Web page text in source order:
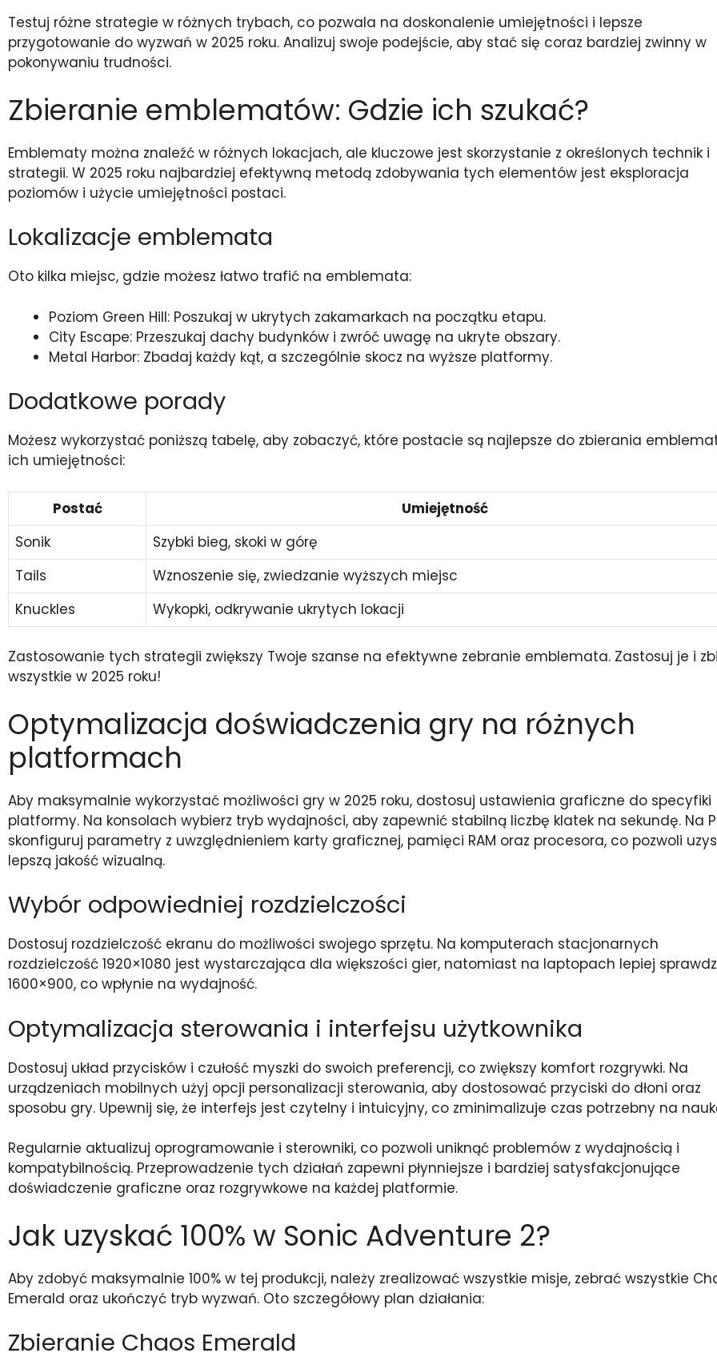
Testuj różne strategie w różnych trybach, co pozwala na doskonalenie umiejętności i lepsze
przygotowanie do wyzwań w 2025 roku. Analizuj swoje podejście, aby stać się coraz bardziej zwinny w
pokonywaniu trudności.
Zbieranie emblematów: Gdzie ich szukać?
Emblematy można znaleźć w różnych lokacjach, ale kluczowe jest skorzystanie z określonych technik i
strategii. W 2025 roku najbardziej efektywną metodą zdobywania tych elementów jest eksploracja
poziomów i użycie umiejętności postaci.
Lokalizacje emblemata
Oto kilka miejsc, gdzie możesz łatwo trafić na emblemata:
Poziom Green Hill: Poszukaj w ukrytych zakamarkach na początku etapu.
City Escape: Przeszukaj dachy budynków i zwróć uwagę na ukryte obszary.
Metal Harbor: Zbadaj każdy kąt, a szczególnie skocz na wyższe platformy.
Dodatkowe porady
Możesz wykorzystać poniższą tabelę, aby zobaczyć, które postacie są najlepsze do zbierania
ich umiejętności:
Postać
Umiejętność
Sonik
Szybki bieg, skoki w górę
Tails
Wznoszenie się, zwiedzanie wyższych miejsc
Knuckles
Wykopki, odkrywanie ukrytych lokacji
Zastosowanie tych strategii zwiększy Twoje szanse na efektywne zebranie emblemata. Zastosuj je i
wszystkie w 2025 roku!
Optymalizacja doświadczenia gry na różnych
platformach
Aby maksymalnie wykorzystać możliwości gry w 2025 roku, dostosuj ustawienia graficzne do specyfiki
platformy. Na konsolach wybierz tryb wydajności, aby zapewnić stabilną liczbę klatek na sekundę. Na
skonfiguruj parametry z uwzględnieniem karty graficznej, pamięci RAM oraz procesora, co pozwoli
lepszą jakość wizualną.
Wybór odpowiedniej rozdzielczości
Dostosuj rozdzielczość ekranu do możliwości swojego sprzętu. Na komputerach stacjonarnych
rozdzielczość 1920×1080 jest wystarczająca dla większości gier, natomiast na laptopach lepiej
1600×900, co wpłynie na wydajność.
Optymalizacja sterowania i interfejsu użytkownika
Dostosuj układ przycisków i czułość myszki do swoich preferencji, co zwiększy komfort rozgrywki. Na
urządzeniach mobilnych użyj opcji personalizacji sterowania, aby dostosować przyciski do dłoni oraz
sposobu gry. Upewnij się, że interfejs jest czytelny i intuicyjny, co zminimalizuje czas potrzebny na
Regularnie aktualizuj oprogramowanie i sterowniki, co pozwoli uniknąć problemów z wydajnością i
kompatybilnością. Przeprowadzenie tych działań zapewni płynniejsze i bardziej satysfakcjonujące
doświadczenie graficzne oraz rozgrywkowe na każdej platformie.
Jak uzyskać 100% w Sonic Adventure 2?
Aby zdobyć maksymalnie 100% w tej produkcji, należy zrealizować wszystkie misje, zebrać wszystkie
Emerald oraz ukończyć tryb wyzwań. Oto szczegółowy plan działania:
Zbieranie Chaos Emerald